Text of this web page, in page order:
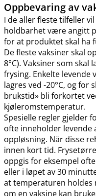
Oppbevaring av
I de aller fleste tilfeller
holdbarhet være angitt
for at produktet skal ha
De fleste vaksiner skal
8°C). Vaksiner som skal
frysing. Enkelte levende
lagres ved -20°C, og for
brukstid» bli forkortet
kjøleromstemperatur.
Spesielle regler gjelder
ofte inneholder levende
oppløsning. Når disse
innen kort tid.
oppgis for eksempel
eller i løpet av 30
at temperaturen holdes
om en vaksine kan